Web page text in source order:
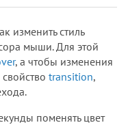
изменить стиль
мыши. Для этой
, а чтобы изменения
transition,
поменять цвет